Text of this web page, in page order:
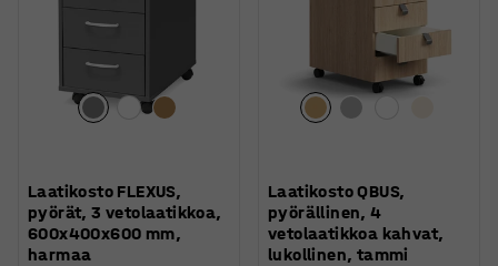
Laatikosto FLEXUS,
pyörät, 3 vetolaatikkoa,
600x400x600 mm,
harmaa
Laatikosto QBUS,
pyörällinen, 4
vetolaatikkoa kahvat,
lukollinen, tammi